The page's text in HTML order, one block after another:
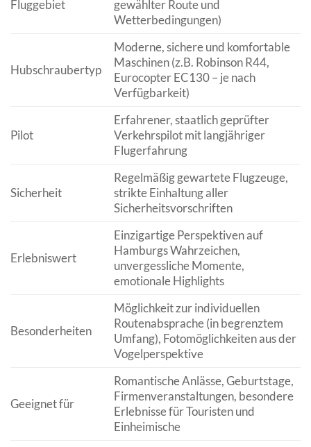
Fluggebiet
gewählter Route und
Wetterbedingungen)
Hubschraubertyp
Moderne, sichere und komfortable
Maschinen (z.B. Robinson R44,
Eurocopter EC130 – je nach
Verfügbarkeit)
Pilot
Erfahrener, staatlich geprüfter
Verkehrspilot mit langjähriger
Flugerfahrung
Sicherheit
Regelmäßig gewartete Flugzeuge,
strikte Einhaltung aller
Sicherheitsvorschriften
Erlebniswert
Einzigartige Perspektiven auf
Hamburgs Wahrzeichen,
unvergessliche Momente,
emotionale Highlights
Besonderheiten
Möglichkeit zur individuellen
Routenabsprache (in begrenztem
Umfang), Fotomöglichkeiten aus der
Vogelperspektive
Geeignet für
Romantische Anlässe, Geburtstage,
Firmenveranstaltungen, besondere
Erlebnisse für Touristen und
Einheimische